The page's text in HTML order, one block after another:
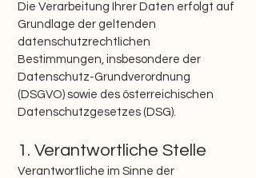
Die Verarbeitung Ihrer Daten erfolgt auf
Grundlage der geltenden
datenschutzrechtlichen
Bestimmungen, insbesondere der
Datenschutz-Grundverordnung
(DSGVO) sowie des österreichischen
Datenschutzgesetzes (DSG).
1. Verantwortliche Stelle
Verantwortliche im Sinne der